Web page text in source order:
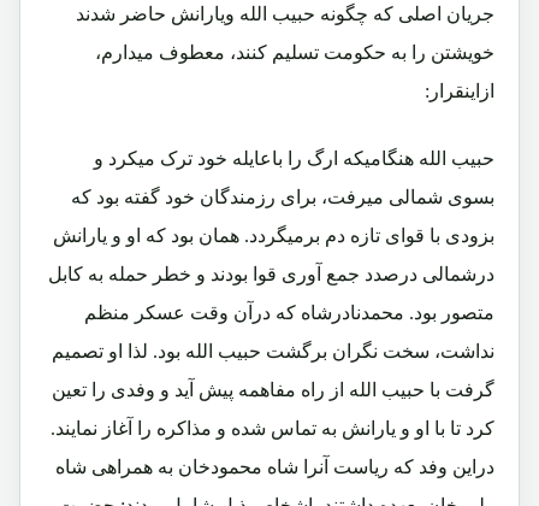
جریان اصلی که چگونه حبیب الله ویارانش حاضر شدند
خویشتن را به حکومت تسلیم کنند، معطوف میدارم،
ازاینقرار:
حبیب الله هنگامیکه ارگ را باعایله خود ترک میکرد و
بسوی شمالی میرفت، برای رزمندگان خود گفته بود که
بزودی با قوای تازه دم برمیگردد. همان بود که او و یارانش
درشمالی درصدد جمع آوری قوا بودند و خطر حمله به کابل
متصور بود. محمدنادرشاه که درآن وقت عسکر منظم
نداشت، سخت نگران برگشت حبیب الله بود. لذا او تصمیم
گرفت با حبیب الله از راه مفاهمه پیش آید و وفدی را تعین
کرد تا با او و یارانش به تماس شده و مذاکره را آغاز نمایند.
دراین وفد که ریاست آنرا شاه محمودخان به همراهی شاه